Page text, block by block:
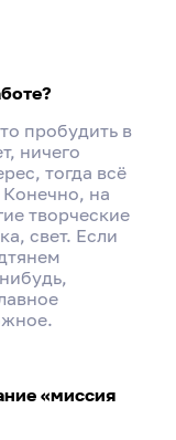
пробудить в
ничего
тогда всё
на
творческие
свет. Если
«миссия